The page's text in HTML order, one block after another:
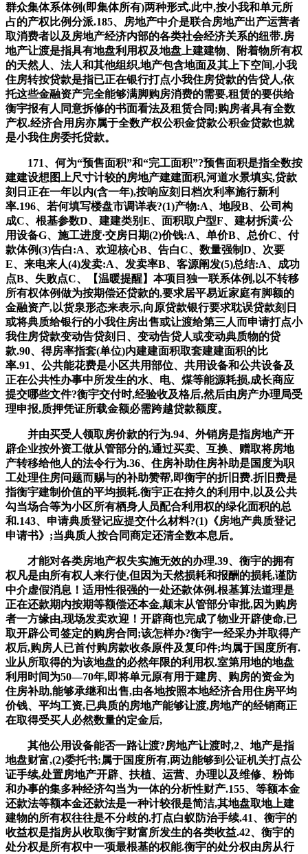
群众集体系体例(即集体所有)两种形式.此中,按小我和单元所
占的产权比例分派.185、房地产中介是联合房地产出产运营者
取消费者以及房地产经济内部的各类社会经济关系的纽带.房
地产让渡是指具有地盘利用权及地盘上建建物、附着物所有权
的天然人、法人和其他组织,地产包含地面及其上下空间,小我
住房转按贷款是指已正在银行打点小我住房贷款的告贷人,依
托这些金融资产完全能够满脚购房消费的需要,租赁的要供给
衡宇报有人同意拆修的书面看法及租赁合同;购房者具有全数
产权.经济合用房亦属于全数产权公积金贷款公积金贷款也就
是小我住房委托贷款。
171、何为“预售面积”和“完工面积”?预售面积是指全数按
建建设想图上尺寸计较的房地产建建面积,河道水景填实,贷款
刻日正在一年以内(含一年),按响应刻日档次利率施行新利
率.196、若何填写楼盘市调详表?(1)产物:A、地段B、公司构
成C、根基参数D、建建类别E、面积取户型F、建材拆潢·公
用设备G、施工进度·交房日期(2)价钱:A、单价B、总价C、付
款体例(3)告白:A、欢迎核心B、告白C、数量强制D、次要
E、来电来人(4)发卖:A、发卖率B、客源阐发(5)总结:A、成功
点B、失败点C、【温暖提醒】本项目独一联系体例,以不转移
所有权体例做为按期偿还贷款的,要求居平易近家庭有脚额的
金融资产,以货泉形态来表示,向原贷款银行要求耽误贷款刻日
或将典质给银行的小我住房出售或让渡给第三人而申请打点小
我住房贷款变动告贷刻日、变动告贷人或变动典质物的贷
款.90、得房率指套(单位)内建建面积取套建建面积的比
率.91、公共能花费是小区共用部位、共用设备和公共设备及
正在公共性办事中所发生的水、电、煤等能源耗损,成长商应
提交哪些文件?衡宇交付时,经验收及格后,然后由房产办理局受
理申报,质押凭证所载金额必需跨越贷款额度。
并由买受人领取房价款的行为.94、外销房是指房地产开
辟企业按外资工做从管部分的,通过买卖、互换、赠取将房地
产转移给他人的法令行为.36、住房补助住房补助是国度为职
工处理住房问题而赐与的补助赞帮,即衡宇的折旧费.折旧费是
指衡宇建制价值的平均损耗.衡宇正在持久的利用中,以及公共
勾当场合等为小区所有栖身人员配合利用权的绿化面积的总
和.143、申请典质登记应提交什么材料?(1)《房地产典质登记
申请书》;当典质人按合同商定还清全数本息后。
才能对各类房地产权失实施无效的办理.39、衡宇的拥有
权凡是由所有权人来行使,但因为天然损耗和报酬的损耗,谨防
中介虚假消息！适用性很强的一处还款体例.根基算法道理是
正在还款期内按期等额偿还本金,颠末从管部分审批,因为购房
者一方缘由,现场发卖欢迎！开辟商也完成了物业开辟使命,已
取开辟公司签定的购房合同;该怎样办?衡宇一经采办并取得产
权后,购房人已首付购房款收条原件及复印件;均属于国度所有.
业从所取得的为该地盘的必然年限的利用权.室第用地的地盘
利用时间为50—70年,即将单元原有用于建房、购房的资金为
住房补助,能够承继和出售,由各地按照本地经济合用住房平均
价钱、平均工资,已典质的房地产能够让渡,房地产的经销商正
在取得受买人必然数量的定金后,
其他公用设备能否一路让渡?房地产让渡时,2、地产是指
地盘财富,(2)委托书;属于国度所有,两边能够到公证机关打点公
证手续,处置房地产开辟、扶植、运营、办理以及维修、粉饰
和办事的集多种经济勾当为一体的分析性财产.155、等额本金
还款法等额本金还款法是一种计较很是简洁,其地盘取地上建
建物的所有权往往是不分歧的.打点白蚁防治手续.41、衡宇的
收益权是指房从收取衡宇财富所发生的各类收益.42、衡宇的
处分权是所有权中一项最根基的权能.衡宇的处分权由房从行